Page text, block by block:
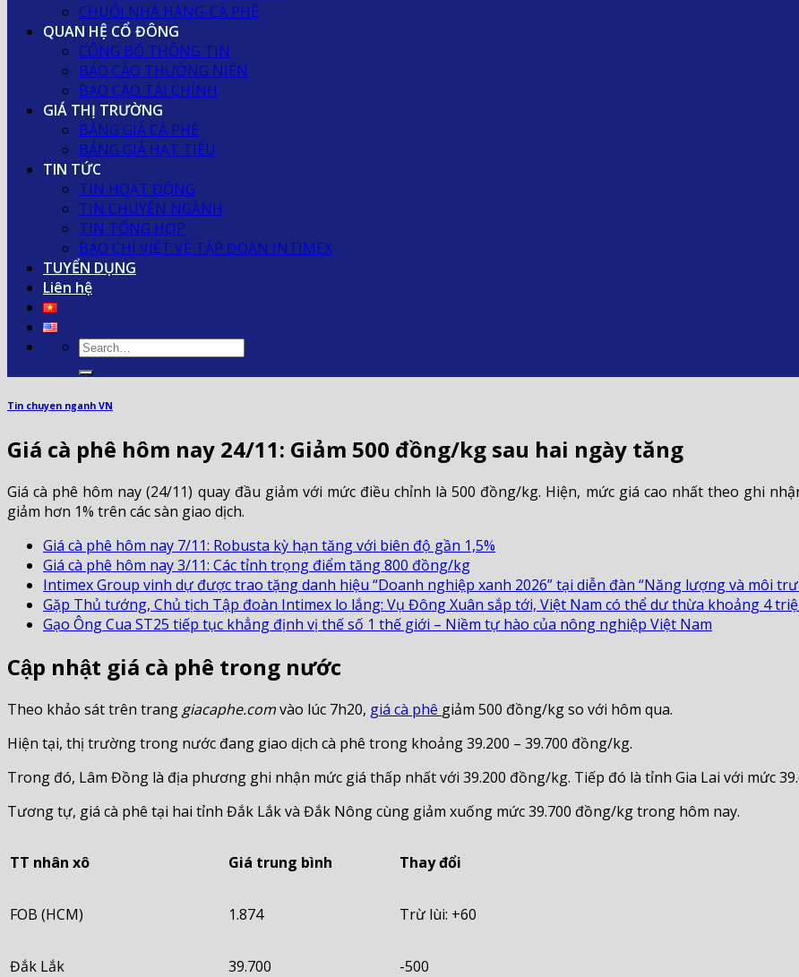
CHUỖI NHÀ HÀNG-CÀ PHÊ
QUAN HỆ CỔ ĐÔNG
CÔNG BỐ THÔNG TIN
BÁO CÁO THƯỜNG NIÊN
BÁO CÁO TÀI CHÍNH
GIÁ THỊ TRƯỜNG
BẢNG GIÁ CÀ PHÊ
BẢNG GIÁ HẠT TIÊU
TIN TỨC
TIN HOẠT ĐỘNG
TIN CHUYÊN NGÀNH
TIN TỔNG HỢP
BÁO CHÍ VIẾT VỀ TẬP ĐOÀN INTIMEX
TUYỂN DỤNG
Liên hệ
Tin chuyen nganh VN
Giá cà phê hôm nay 24/11: Giảm 500 đồng/kg sau hai ngày tăng
Giá cà phê hôm nay (24/11) quay đầu giảm với mức điều chỉnh là 500 đồng/kg. Hiện, mức giá cao nhất theo ghi
giảm hơn 1% trên các sàn giao dịch.
Giá cà phê hôm nay 7/11: Robusta kỳ hạn tăng với biên độ gần 1,5%
Giá cà phê hôm nay 3/11: Các tỉnh trọng điểm tăng 800 đồng/kg
Intimex Group vinh dự được trao tặng danh hiệu “Doanh nghiệp xanh 2026” tại diễn đàn “Năng lượng và môi
Gặp Thủ tướng, Chủ tịch Tập đoàn Intimex lo lắng: Vụ Đông Xuân sắp tới, Việt Nam có thể dư thừa khoảng 4
Gạo Ông Cua ST25 tiếp tục khẳng định vị thế số 1 thế giới – Niềm tự hào của nông nghiệp Việt Nam
Cập nhật giá cà phê trong nước
Theo khảo sát trên trang giacaphe.comvào lúc 7h20, giá cà phê giảm 500 đồng/kg so với hôm qua.
Hiện tại, thị trường trong nước đang giao dịch cà phê trong khoảng 39.200 – 39.700 đồng/kg.
Trong đó, Lâm Đồng là địa phương ghi nhận mức giá thấp nhất với 39.200 đồng/kg. Tiếp đó là tỉnh Gia Lai với mức
Tương tự, giá cà phê tại hai tỉnh Đắk Lắk và Đắk Nông cùng giảm xuống mức 39.700 đồng/kg trong hôm nay.
TT nhân xô Giá trung bình Thay đổi
FOB (HCM) 1.874 Trừ lùi: +60
Đắk Lắk 39.700 -500